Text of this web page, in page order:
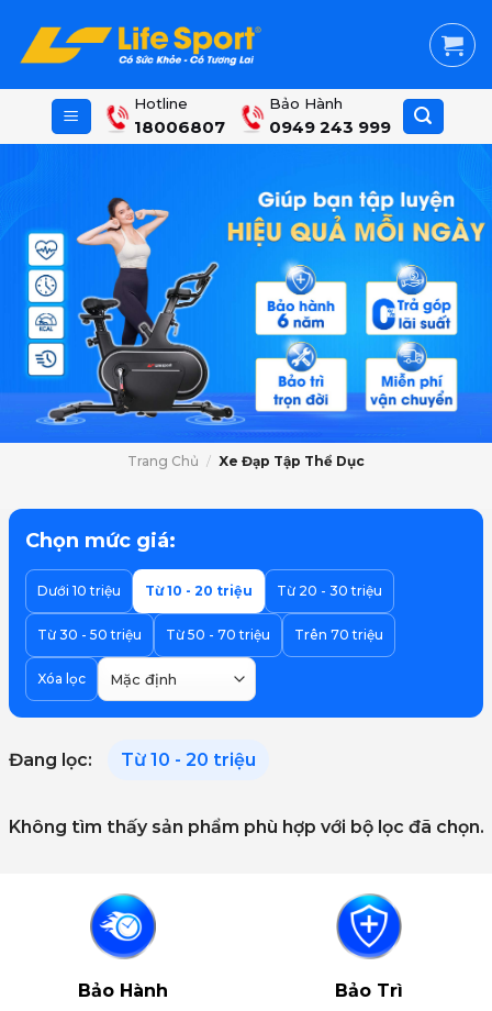
content
Hotline
18006807
Bảo Hành
0949 243 999
Trang Chủ / Xe Đạp Tập Thể Dục
Chọn mức giá:
Dưới 10 triệu Từ 10 - 20 triệu Từ 20 - 30 triệu
Từ 30 - 50 triệu Từ 50 - 70 triệu Trên 70 triệu
Xóa lọc
Đang lọc: Từ 10 - 20 triệu
Không tìm thấy sản phẩm phù hợp với bộ lọc đã chọn.
Bảo Hành Bảo Trì